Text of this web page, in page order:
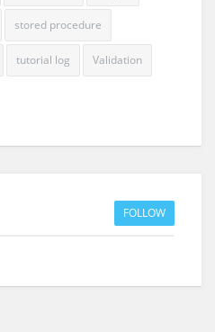
stored procedure
tutorial log Validation
FOLLOW